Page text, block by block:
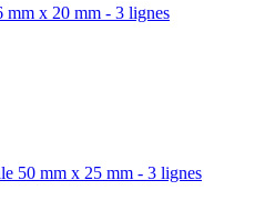
mm x 20 mm - 3 lignes
50 mm x 25 mm - 3 lignes